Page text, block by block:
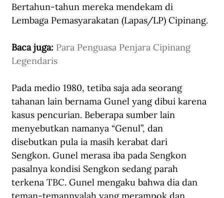
Bertahun-tahun mereka mendekam di
Lembaga Pemasyarakatan (Lapas/LP) Cipinang.
Baca juga: Para Penguasa Penjara Cipinang
Legendaris
Pada medio 1980, tetiba saja ada seorang
tahanan lain bernama Gunel yang dibui karena
kasus pencurian. Beberapa sumber lain
menyebutkan namanya “Genul”, dan
disebutkan pula ia masih kerabat dari
Sengkon. Gunel merasa iba pada Sengkon
pasalnya kondisi Sengkon sedang parah
terkena TBC. Gunel mengaku bahwa dia dan